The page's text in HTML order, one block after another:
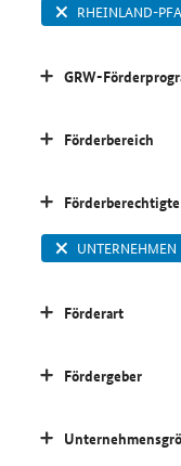
RHEINLAND-
GRW-
Förderbereich
Förderberechtigte
UNTERNEHMEN
Förderart
Fördergeber